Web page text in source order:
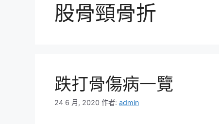
股骨頸骨折
跌打骨傷病一覽
24 6 月, 2020 作者: admin